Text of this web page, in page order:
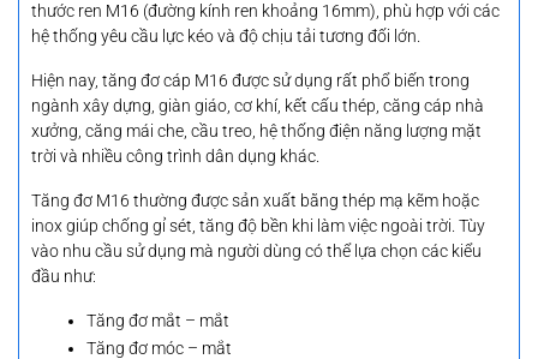
thước ren M16 (đường kính ren khoảng 16mm), phù hợp với các
hệ thống yêu cầu lực kéo và độ chịu tải tương đối lớn.
Hiện nay, tăng đơ cáp M16 được sử dụng rất phổ biến trong
ngành xây dựng, giàn giáo, cơ khí, kết cấu thép, căng cáp nhà
xưởng, căng mái che, cầu treo, hệ thống điện năng lượng mặt
trời và nhiều công trình dân dụng khác.
Tăng đơ M16 thường được sản xuất bằng thép mạ kẽm hoặc
inox giúp chống gỉ sét, tăng độ bền khi làm việc ngoài trời. Tùy
vào nhu cầu sử dụng mà người dùng có thể lựa chọn các kiểu
đầu như:
Tăng đơ mắt – mắt
Tăng đơ móc – mắt